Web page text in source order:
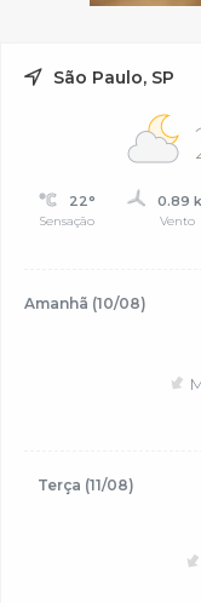
São Paulo, SP
22°
Sensação
0.89
Vento
Amanhã (10/08)
Terça (11/08)